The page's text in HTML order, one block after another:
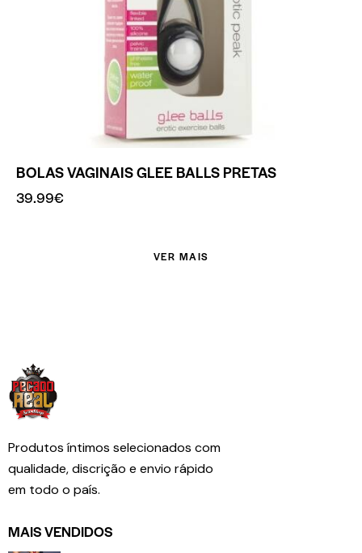
BOLAS VAGINAIS GLEE BALLS PRETAS
39.99€
VER MAIS
Produtos íntimos selecionados com
qualidade, discrição e envio rápido
em todo o país.
MAIS VENDIDOS